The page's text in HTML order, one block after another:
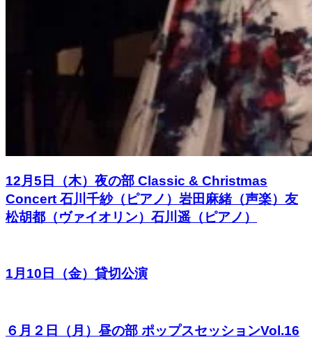
12月5日（木）夜の部 Classic & Christmas
Concert 石川千紗（ピアノ）岩田麻緒（声楽）友
松胡都（ヴァイオリン）石川遥（ピアノ）
1月10日（金）貸切公演
６月２日（月）昼の部 ポップスセッションVol.16